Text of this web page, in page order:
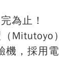
為止！
Mitutoyo）
機，採用電